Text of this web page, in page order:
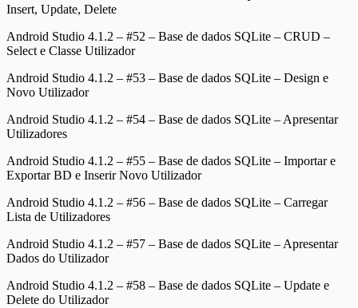
Insert, Update, Delete
Android Studio 4.1.2 – #52 – Base de dados SQLite – CRUD –
Select e Classe Utilizador
Android Studio 4.1.2 – #53 – Base de dados SQLite – Design e
Novo Utilizador
Android Studio 4.1.2 – #54 – Base de dados SQLite – Apresentar
Utilizadores
Android Studio 4.1.2 – #55 – Base de dados SQLite – Importar e
Exportar BD e Inserir Novo Utilizador
Android Studio 4.1.2 – #56 – Base de dados SQLite – Carregar
Lista de Utilizadores
Android Studio 4.1.2 – #57 – Base de dados SQLite – Apresentar
Dados do Utilizador
Android Studio 4.1.2 – #58 – Base de dados SQLite – Update e
Delete do Utilizador